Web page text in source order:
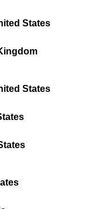
States
States